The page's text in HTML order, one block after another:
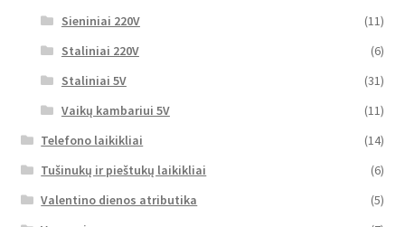
Sieniniai 220V
(11)
Staliniai 220V
(6)
Staliniai 5V
(31)
Vaikų kambariui 5V
(11)
Telefono laikikliai
(14)
Tušinukų ir pieštukų laikikliai
(6)
Valentino dienos atributika
(5)